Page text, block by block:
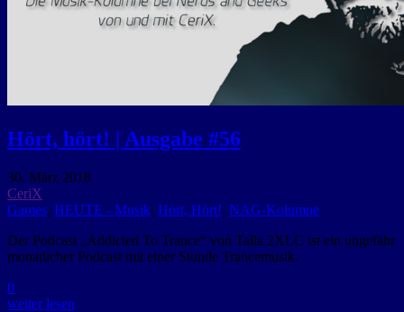
Hört, hört! | Ausgabe #56
30. März 2018
CeriX
Games, HEUTE - Musik, Hört, Hört!, NAG-Kolumne
Der Podcast „Addicted To Trance“ von Talla 2XLC ist ein ungefähr
monatlicher Podcast mit einer Stunde Trancemusik.
0
weiter lesen